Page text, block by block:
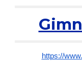
https://